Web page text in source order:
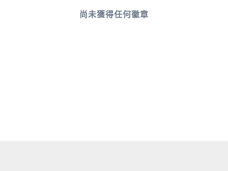
尚未獲得任何徽章